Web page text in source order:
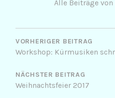
Alle Beiträge von
VORHERIGER BEITRAG
Workshop: Kürmusiken
NÄCHSTER BEITRAG
Weihnachtsfeier 2017